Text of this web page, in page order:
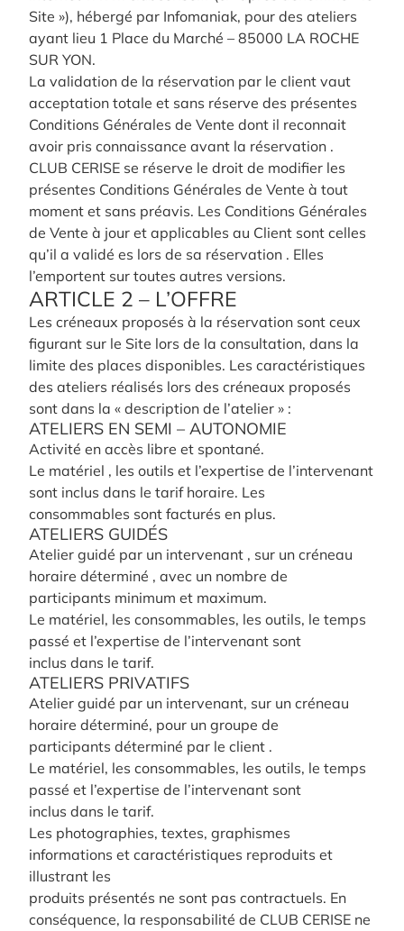
Site »), hébergé par Infomaniak, pour des ateliers
ayant lieu 1 Place du Marché – 85000 LA ROCHE
SUR YON.
La validation de la réservation par le client vaut
acceptation totale et sans réserve des présentes
Conditions Générales de Vente dont il reconnait
avoir pris connaissance avant la réservation .
CLUB CERISE se réserve le droit de modifier les
présentes Conditions Générales de Vente à tout
moment et sans préavis. Les Conditions Générales
de Vente à jour et applicables au Client sont celles
qu’il a validé es lors de sa réservation . Elles
l’emportent sur toutes autres versions.
ARTICLE 2 – L’OFFRE
Les créneaux proposés à la réservation sont ceux
figurant sur le Site lors de la consultation, dans la
limite des places disponibles. Les caractéristiques
des ateliers réalisés lors des créneaux proposés
sont dans la « description de l’atelier » :
ATELIERS EN SEMI – AUTONOMIE
Activité en accès libre et spontané.
Le matériel , les outils et l’expertise de l’intervenant
sont inclus dans le tarif horaire. Les
consommables sont facturés en plus.
ATELIERS GUIDÉS
Atelier guidé par un intervenant , sur un créneau
horaire déterminé , avec un nombre de
participants minimum et maximum.
Le matériel, les consommables, les outils, le temps
passé et l’expertise de l’intervenant sont
inclus dans le tarif.
ATELIERS PRIVATIFS
Atelier guidé par un intervenant, sur un créneau
horaire déterminé, pour un groupe de
participants déterminé par le client .
Le matériel, les consommables, les outils, le temps
passé et l’expertise de l’intervenant sont
inclus dans le tarif.
Les photographies, textes, graphismes
informations et caractéristiques reproduits et
illustrant les
produits présentés ne sont pas contractuels. En
conséquence, la responsabilité de CLUB CERISE ne